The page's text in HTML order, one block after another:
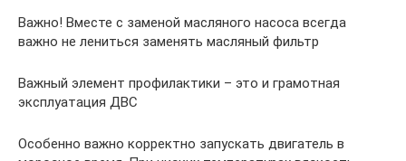
Важно! Вместе с заменой масляного насоса всегда
важно не лениться заменять масляный фильтр
Важный элемент профилактики – это и грамотная
эксплуатация ДВС
Особенно важно корректно запускать двигатель в